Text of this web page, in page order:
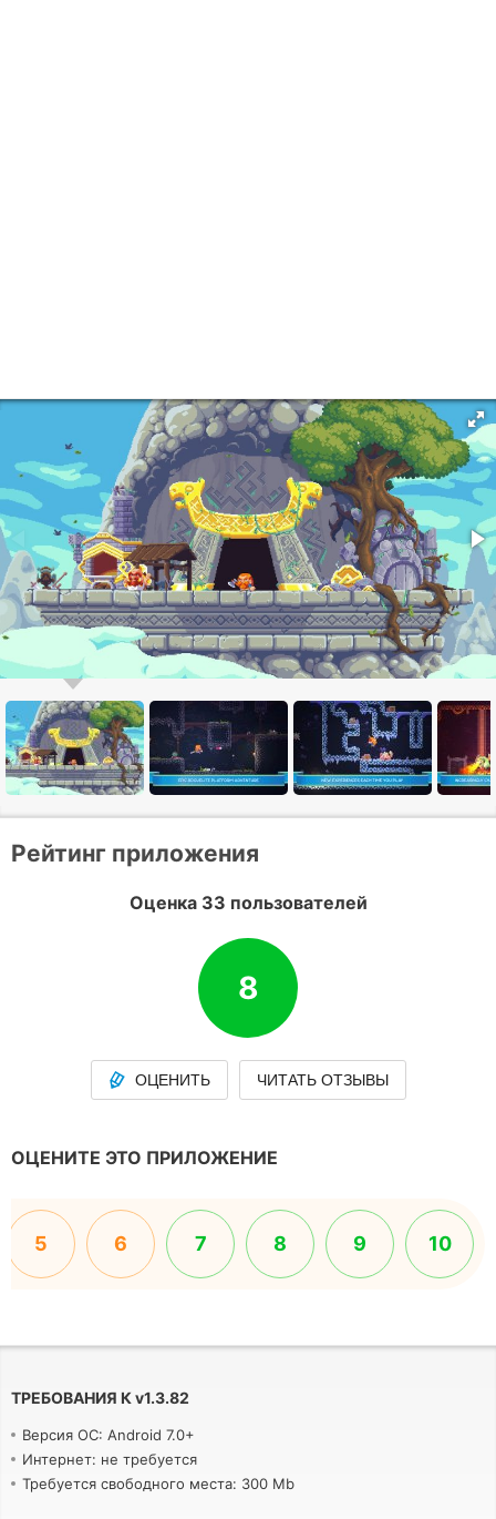
Рейтинг приложения
Оценка 33 пользователей
8
ОЦЕНИТЬ ЧИТАТЬ ОТЗЫВЫ
ОЦЕНИТЕ ЭТО ПРИЛОЖЕНИЕ
5 6 7 8 9 10
ТРЕБОВАНИЯ К v1.3.82
Версия ОС: Android 7.0+
Интернет: не требуется
Требуется свободного места: 300 Mb